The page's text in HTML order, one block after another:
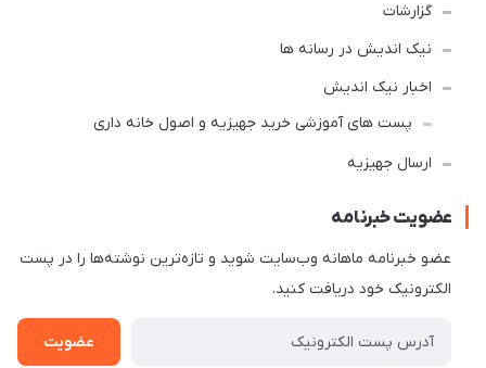
گزارشات
نیک اندیش در رسانه ها
اخبار نیک اندیش
پست های آموزشی خرید جهیزیه و اصول خانه داری
ارسال جهیزیه
عضویت خبرنامه
عضو خبرنامه ماهانه وب‌سایت شوید و تازه‌ترین نوشته‌ها را در پست
الکترونیک خود دریافت کنید.
عضویت